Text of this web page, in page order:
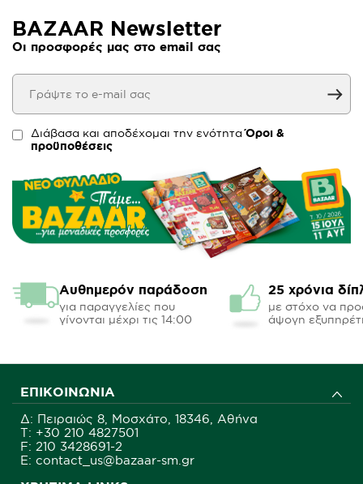
BAZAAR Newsletter
Οι προσφορές μας στο email σας
Διάβασα και αποδέχομαι την ενότηταΌροι &
προϋποθέσεις
Αυθημερόν παράδοση
για παραγγελίες που
γίνονται μέχρι τις 14:00
25 χρόνια
με στόχο να
άψογη
ΕΠΙΚΟΙΝΩΝΊΑ
Δ: Πειραιώς 8, Μοσχάτο, 18346, Αθήνα
Τ: +30 210 4827501
F: 210 3428691-2
E: contact_us@bazaar-sm.gr